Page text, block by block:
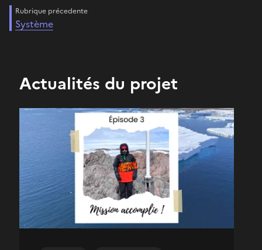
Rubrique précedente
Système
Actualités du projet